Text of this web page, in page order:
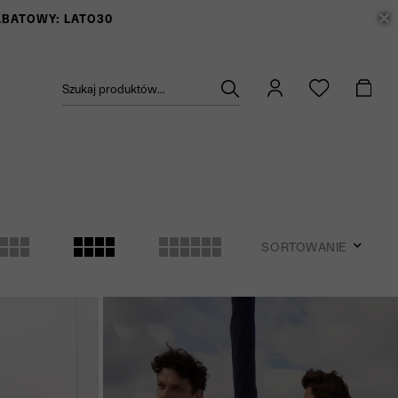
LATO30
Szukaj produktów...
SORTOWANIE